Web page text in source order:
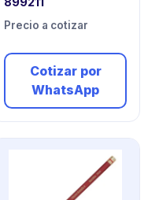
Precio a cotizar
Cotizar por
WhatsApp